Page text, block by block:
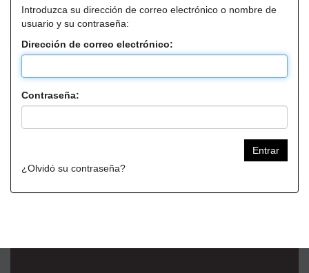
Introduzca su dirección de correo electrónico o nombre de
usuario y su contraseña:
Dirección de correo electrónico:
Contraseña:
¿Olvidó su contraseña?